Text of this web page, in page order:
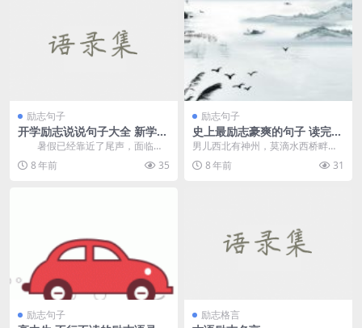
励志句子
开学励志说说句子大全 新学期
给本身一个新的开始
暑假已经靠近了尾声，面临开
学，你必然有许多话想说，开学的
时辰发个说说，勉励一...
8 年前 35
励志句子
史上最励志豪爽的句子 读完混
身是劲 宛如打鸡血
男儿西北有神州，莫滴水西桥畔
泪。一月不念书，线人失精爽。念
书破万卷，下笔若有神。...
8 年前 31
励志句子 励志格言